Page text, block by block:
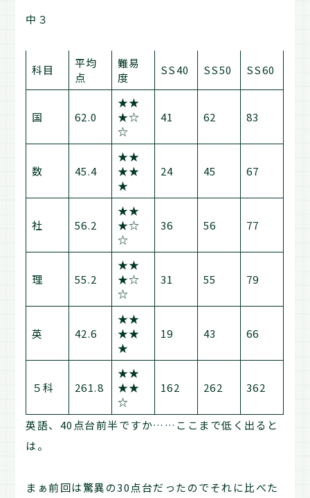
中３
科目
平均
点
難易
度
SS40 SS50 SS60
国 62.0
★★
★☆
☆
41 62 83
数 45.4
★★
★★
★
24 45 67
社 56.2
★★
★☆
☆
36 56 77
理 55.2
★★
★☆
☆
31 55 79
英 42.6
★★
★★
★
19 43 66
５科 261.8
★★
★★
☆
162 262 362
英語、40点台前半ですか……ここまで低く出ると
は。
まぁ前回は驚異の30点台だったのでそれに比べた